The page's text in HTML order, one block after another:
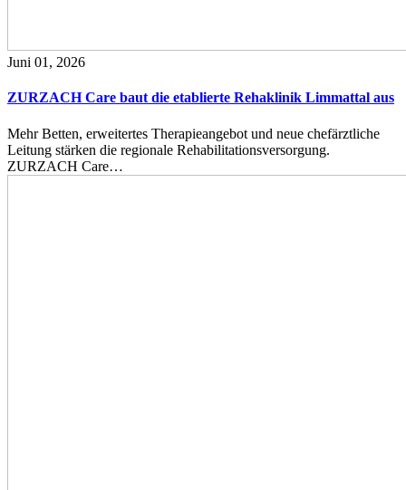
Juni 01, 2026
ZURZACH Care baut die etablierte Rehaklinik Limmattal aus
Mehr Betten, erweitertes Therapieangebot und neue chefärztliche
Leitung stärken die regionale Rehabilitationsversorgung.
ZURZACH Care…